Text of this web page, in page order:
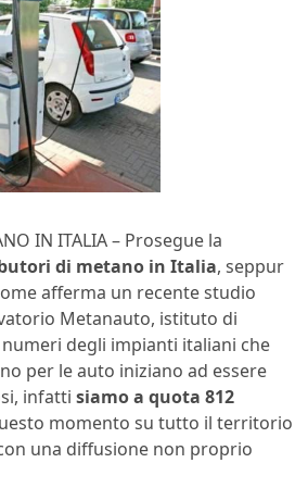
IN ITALIA – Prosegue la
di metano in Italia, seppur
afferma un recente studio
Metanauto, istituto di
degli impianti italiani che
per le auto iniziano ad essere
infatti siamo a quota 812
momento su tutto il territorio
una diffusione non proprio